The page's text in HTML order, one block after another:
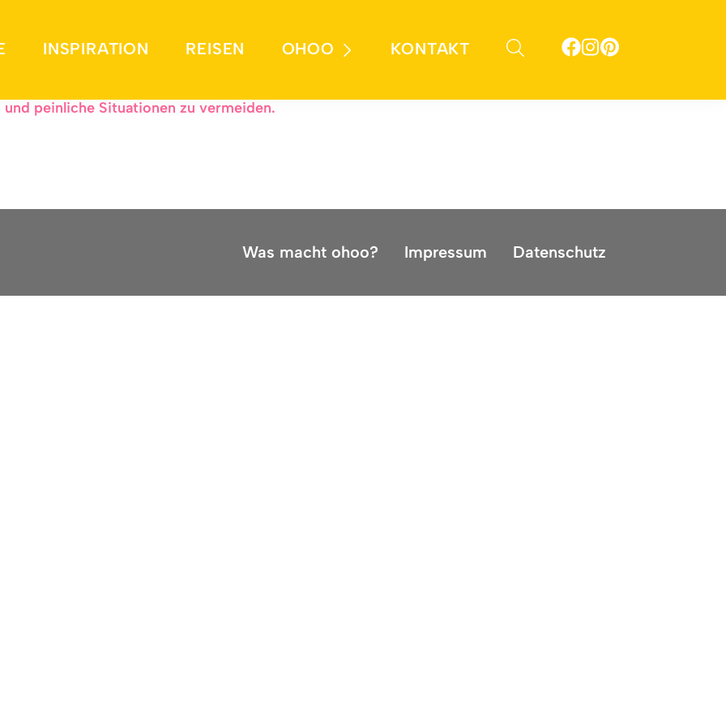
INSPIRATION REISEN OHOO KONTAKT
peinliche Situationen zu vermeiden.
Was macht ohoo? Impressum Datenschutz